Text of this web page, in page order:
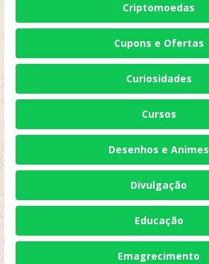
Criptomoedas
Cupons e Ofertas
Curiosidades
Cursos
Desenhos e Animes
Divulgação
Educação
Emagrecimento